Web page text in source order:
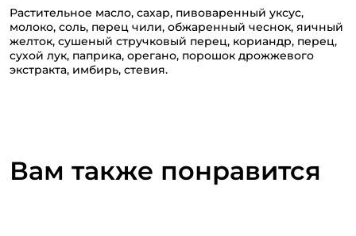
Растительное масло, сахар, пивоваренный уксус,
молоко, соль, перец чили, обжаренный чеснок, яичный
желток, сушеный стручковый перец, кориандр, перец,
сухой лук, паприка, орегано, порошок дрожжевого
экстракта, имбирь, стевия.
Вам также понравится